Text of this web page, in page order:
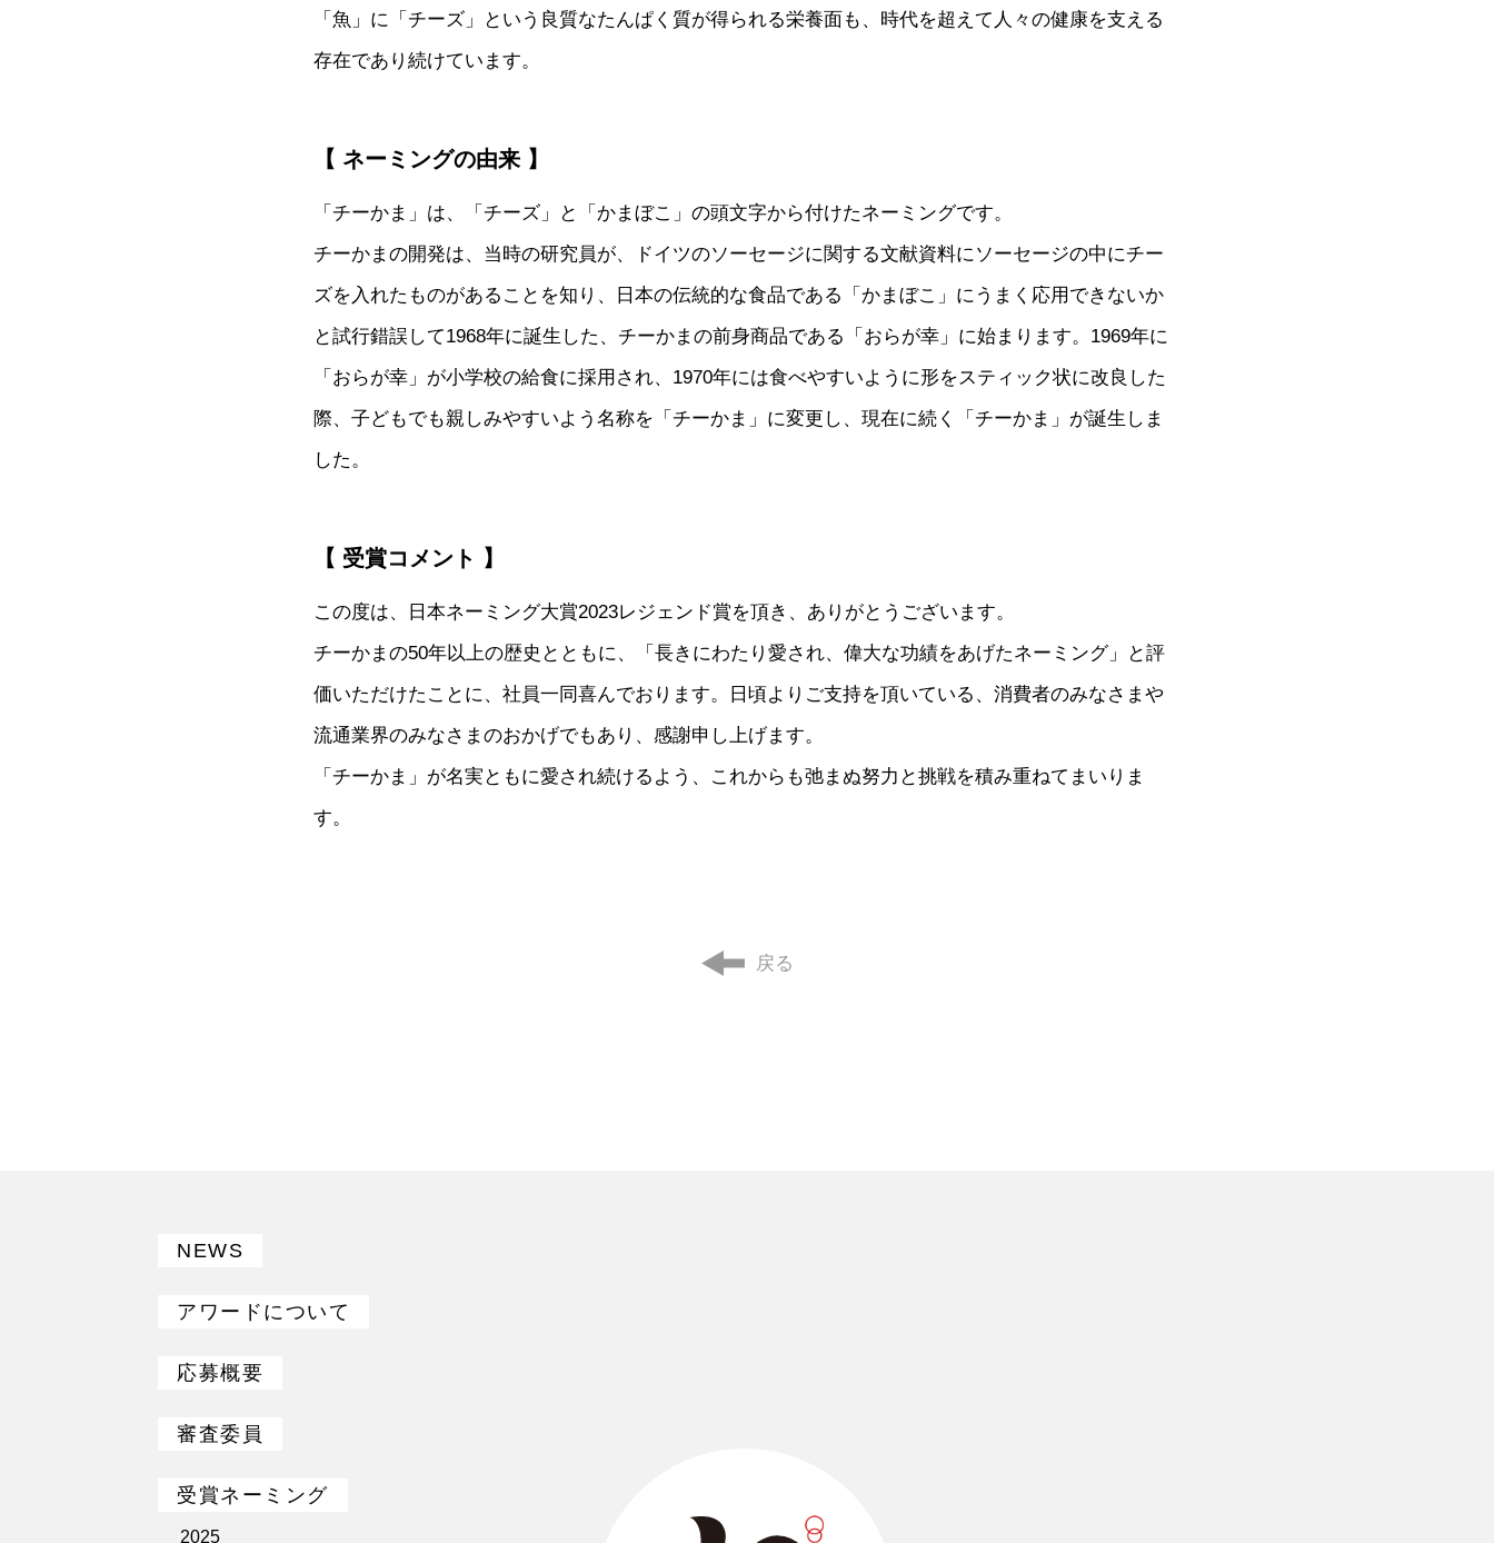
「魚」に「チーズ」という良質なたんぱく質が得られる栄養面も、時代を超えて人々の健康を支える
存在であり続けています。
【 ネーミングの由来 】
「チーかま」は、「チーズ」と「かまぼこ」の頭文字から付けたネーミングです。
チーかまの開発は、当時の研究員が、ドイツのソーセージに関する文献資料にソーセージの中にチー
ズを入れたものがあることを知り、日本の伝統的な食品である「かまぼこ」にうまく応用できないか
と試行錯誤して1968年に誕生した、チーかまの前身商品である「おらが幸」に始まります。1969年に
「おらが幸」が小学校の給食に採用され、1970年には食べやすいように形をスティック状に改良した
際、子どもでも親しみやすいよう名称を「チーかま」に変更し、現在に続く「チーかま」が誕生しま
した。
【 受賞コメント 】
この度は、日本ネーミング大賞2023レジェンド賞を頂き、ありがとうございます。
チーかまの50年以上の歴史とともに、「長きにわたり愛され、偉大な功績をあげたネーミング」と評
価いただけたことに、社員一同喜んでおります。日頃よりご支持を頂いている、消費者のみなさまや
流通業界のみなさまのおかげでもあり、感謝申し上げます。
「チーかま」が名実ともに愛され続けるよう、これからも弛まぬ努力と挑戦を積み重ねてまいりま
す。
戻る
NEWS
アワードについて
応募概要
審査委員
受賞ネーミング
2025